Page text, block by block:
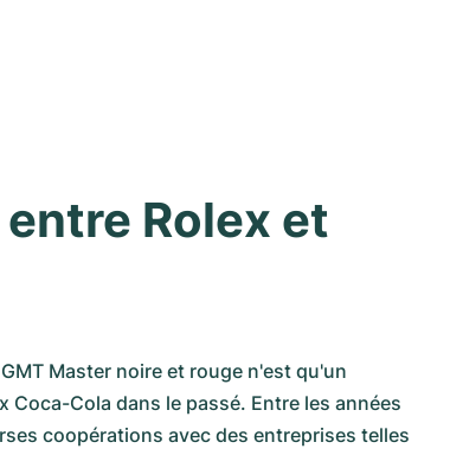
Rolex et
Master noire et rouge n'est qu'un
Cola dans le passé. Entre les années
coopérations avec des entreprises telles